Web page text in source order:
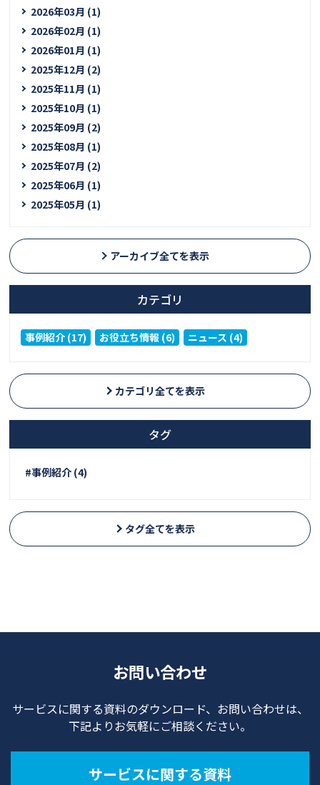
2026年03月 (1)
2026年02月 (1)
2026年01月 (1)
2025年12月 (2)
2025年11月 (1)
2025年10月 (1)
2025年09月 (2)
2025年08月 (1)
2025年07月 (2)
2025年06月 (1)
2025年05月 (1)
アーカイブ全てを表示
カテゴリ
事例紹介 (17) お役立ち情報 (6) ニュース (4)
カテゴリ全てを表示
タグ
#事例紹介 (4)
タグ全てを表示
お問い合わせ
サービスに関する資料のダウンロード、お問い合わせは、
下記よりお気軽にご相談ください。
サービスに関する資料